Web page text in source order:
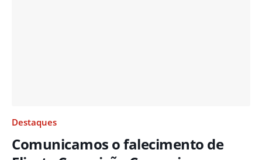
Destaques
Comunicamos o falecimento de